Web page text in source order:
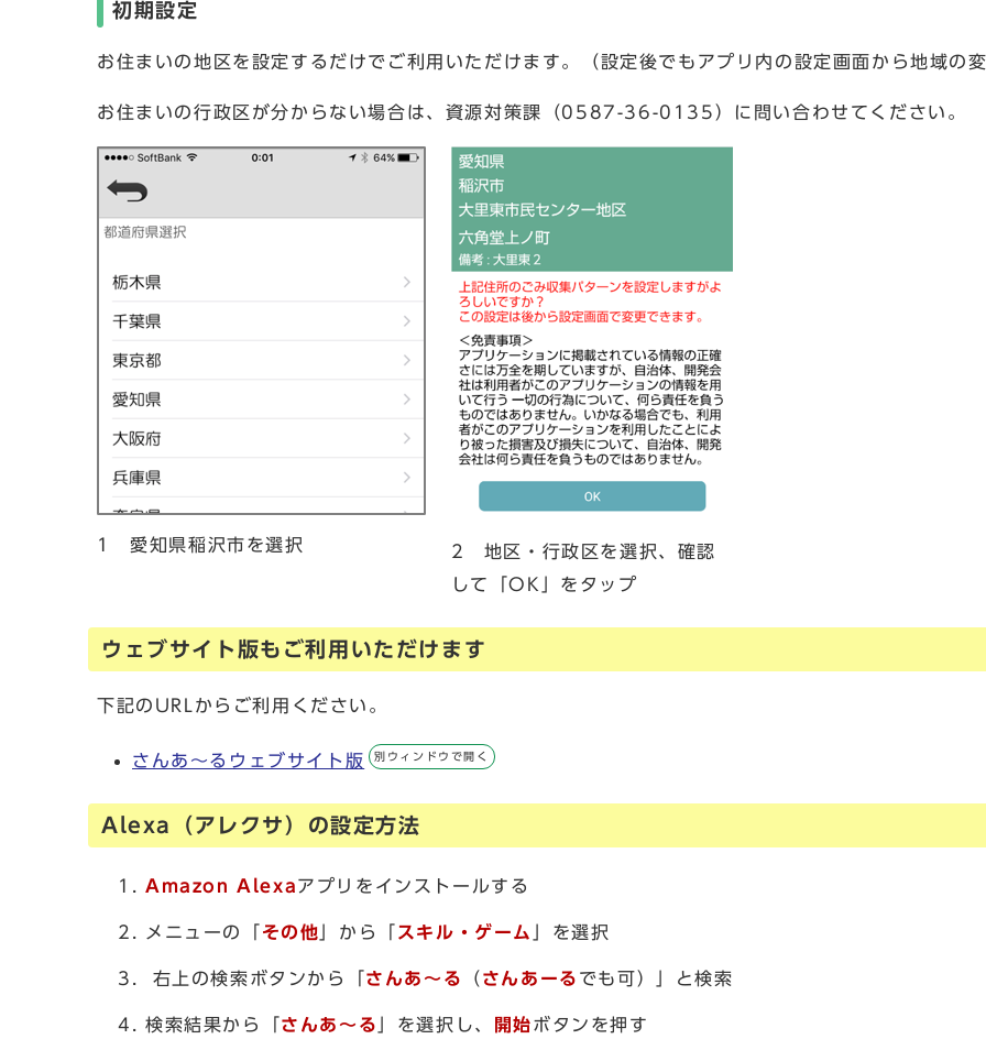
初期設定
お住まいの地区を設定するだけでご利用いただけます。（設定後でもアプリ内の設定画面から地域の
お住まいの行政区が分からない場合は、資源対策課（0587-36-0135）に問い合わせてください。
1 愛知県稲沢市を選択
2 地区・行政区を選択、確認
して「OK」をタップ
ウェブサイト版もご利用いただけます
下記のURLからご利用ください。
さんあ～るウェブサイト版 別ウィンドウで開く
Alexa（アレクサ）の設定方法
Amazon Alexaアプリをインストールする
メニューの「 その他 」から「 スキル・ゲーム 」を選択
右上の検索ボタンから「 さんあ～る （ さんあーる でも可）」と検索
検索結果から「 さんあ～る 」を選択し、 開始ボタンを押す